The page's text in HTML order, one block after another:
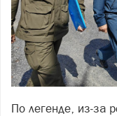
По легенде, из‑за